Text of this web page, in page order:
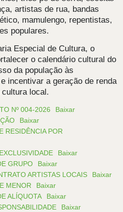
artistas de rua, bandas
mamulengo, repentistas,
populares.
Especial de Cultura, o
o calendário cultural do
da população às
incentivar a geração de renda
local.
Nº 004-2026
Baixar
Baixar
RESIDÊNCIA POR
Baixar
GRUPO
Baixar
ARTISTAS LOCAIS
Baixar
MENOR
Baixar
ALÍQUOTA
Baixar
Baixar